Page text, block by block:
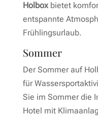
Holboxbietet
entspannte
Frühlingsurlaub.
Sommer
Der Sommer auf
für
Sie im Sommer die
Hotel mit